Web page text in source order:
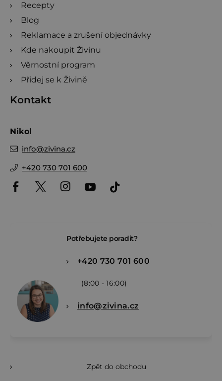
Recepty
Blog
Reklamace a zrušení objednávky
Kde nakoupit Živinu
Věrnostní program
Přidej se k Živině
Kontakt
Nikol
info@zivina.cz
+420 730 701 600
Potřebujete poradit?
+420 730 701 600
(8:00 - 16:00)
info@zivina.cz
Zpět do obchodu